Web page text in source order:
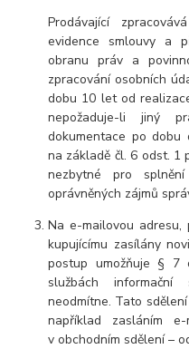
Prodávající
evidence smlouvy a
obranu práv a
zpracování osobních
dobu 10 let od
nepožaduje-li jiný
dokumentace po dobu
na základě čl. 6 odst. 1
nezbytné pro
oprávněných zájmů
Na e-mailovou
kupujícímu zasílány
postup umožňuje § 7
službách
neodmítne. Tato
například zasláním
v obchodním sdělení –